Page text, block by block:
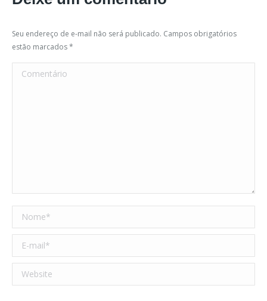
Seu endereço de e-mail não será publicado. Campos obrigatórios
estão marcados*
Comentário
Nome *
E-mail *
Website